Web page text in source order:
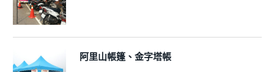
阿里山帳篷、金字塔帳